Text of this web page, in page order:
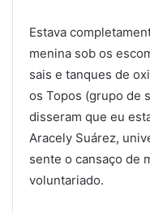
Estava
menina sob os
sais e tanques de
os Topos (grupo de
disseram que eu
Aracely Suárez,
sente o cansaço de
voluntariado.